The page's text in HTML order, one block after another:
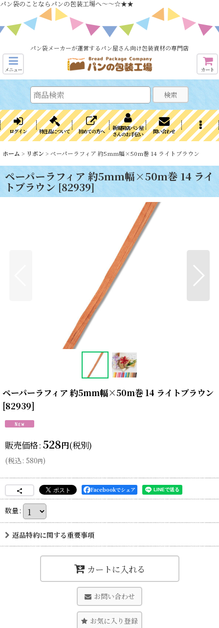
パン袋のことならパンの包装工場へ～～☆★★
パン袋メーカーが運営するパン屋さん向け包装資材の専門店
メニュー カート
検索
ログイン 特注品について 初めての方へ
新規開店パン屋
さんのお手伝い
問い合わせ
ホーム > リボン > ペーパーラフィア 約5mm幅×50m巻 14 ライトブラウン
ペーパーラフィア 約5mm幅×50m巻 14 ライ
トブラウン [82939]
ペーパーラフィア 約5mm幅×50m巻 14 ライトブラウン
[82939]
販売価格: 528円(税別)
(税込: 580円)
Facebookでシェア
数量:
返品特約に関する重要事項
カートに入れる
お問い合わせ
お気に入り登録